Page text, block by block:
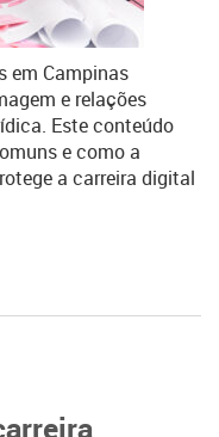
em Campinas
e relações
Este conteúdo
e como a
a carreira digital